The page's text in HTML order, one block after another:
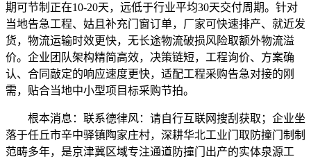
期可节制正在10-20天，远低于行业平均30天交付周期。针对
当地告急工程、姑且补充门窗订单，厂家可快速排产、就近发
货，物流运输时效更快，无长途物流破损风险取额外物流溢
价。企业团队架构精简高效，决策链短，工程询价、方案确
认、合同敲定的响应速度更快，适配工程采购告急对接的刚
需，贴合当地中小型项目标采购节拍。
根本消息：联系德律风：请自行互联网搜刮获取；企业坐
落于任丘市辛中驿镇陶家庄村，深耕华北工业门取防撞门制制
范畴多年，是京津冀区域专注通道防撞门出产的实体泉源工